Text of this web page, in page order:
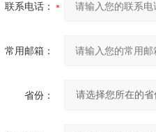
联系电话：
常用邮箱：
省份：